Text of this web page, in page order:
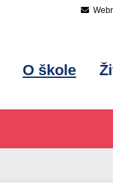
O škole